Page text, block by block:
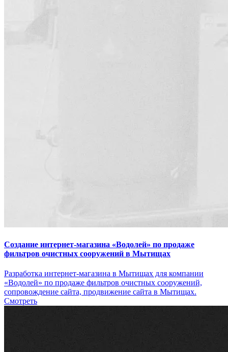
Создание интернет-магазина «Водолей» по продаже
фильтров очистных сооружений в Мытищах
Разработка интернет-магазина в Мытищах для компании
«Водолей» по продаже фильтров очистных сооружений,
сопровождение сайта, продвижение сайта в Мытищах.
Смотреть